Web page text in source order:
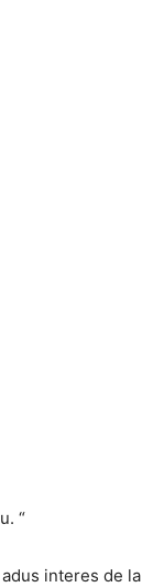
“
interes de la